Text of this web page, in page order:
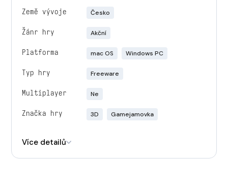
Země vývoje Česko
Žánr hry Akční
Platforma mac OS Windows PC
Typ hry Freeware
Multiplayer Ne
Značka hry 3D Gamejamovka
Více detailů